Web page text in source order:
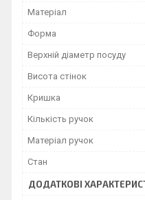
Матеріал
Форма
Верхній діаметр посуду
Висота стінок
Кришка
Кількість ручок
Матеріал ручок
Стан
ДОДАТКОВІ